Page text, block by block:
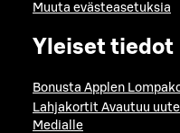
Muuta evästeasetuksia
Yleiset tiedot
Bonusta Applen
Lahjakortit Avautuu
Medialle